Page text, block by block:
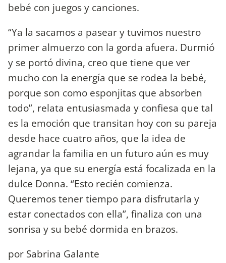
bebé con juegos y canciones.
“Ya la sacamos a pasear y tuvimos nuestro
primer almuerzo con la gorda afuera. Durmió
y se portó divina, creo que tiene que ver
mucho con la energía que se rodea la bebé,
porque son como esponjitas que absorben
todo”, relata entusiasmada y confiesa que tal
es la emoción que transitan hoy con su pareja
desde hace cuatro años, que la idea de
agrandar la familia en un futuro aún es muy
lejana, ya que su energía está focalizada en la
dulce Donna. “Esto recién comienza.
Queremos tener tiempo para disfrutarla y
estar conectados con ella”, finaliza con una
sonrisa y su bebé dormida en brazos.
por Sabrina Galante